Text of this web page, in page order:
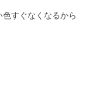
すぐなくなるから